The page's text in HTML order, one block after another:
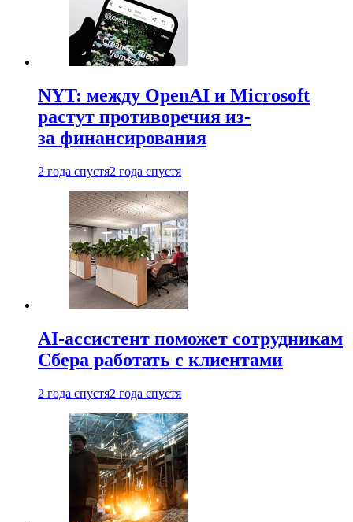
NYT: между OpenAI и Microsoft
растут противоречия из-
за финансирования
2 года спустя2 года спустя
AI-ассистент поможет сотрудникам
Сбера работать с клиентами
2 года спустя2 года спустя